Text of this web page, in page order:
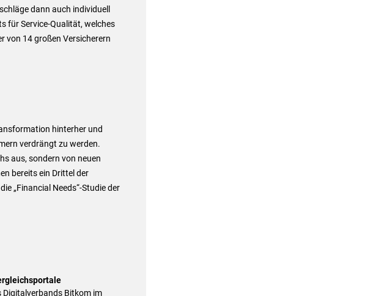
dann auch individuell
für Service-Qualität, welches
von 14 großen Versicherern
hinterher und
verdrängt zu werden.
aus, sondern von neuen
bereits ein Drittel der
„Financial Needs“-Studie der
Bitkom im